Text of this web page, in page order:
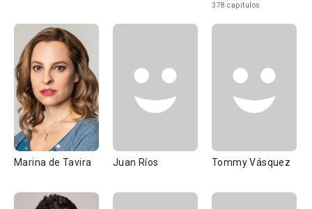
378 capítulos
Marina de Tavira Juan Ríos Tommy Vásquez